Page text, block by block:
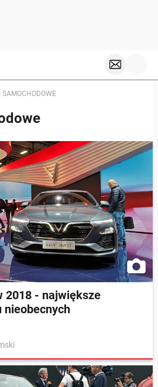
SAMOCHODOWE
2018 - największe
nieobecnych